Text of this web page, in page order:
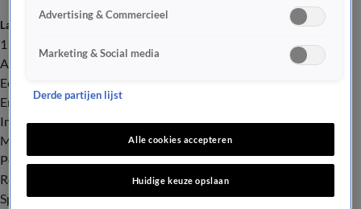
Laatste nieuws
112
Advies & Tips
Economie
Entertainment
Infrastructuur
Milieu en Gezondheid
Politiek
Royalty
Sport
Advertising & Commercieel
Marketing & Social media
Derde partijen lijst
Alle cookies accepteren
Huidige keuze opslaan